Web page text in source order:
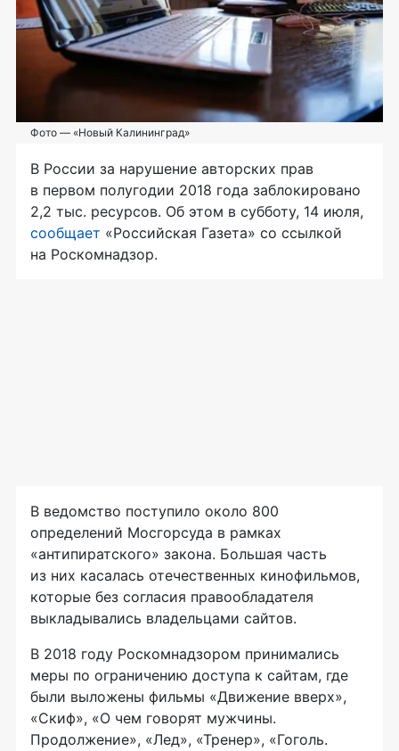
Фото — «Новый Калининград»
В России за нарушение авторских прав
в первом полугодии 2018 года заблокировано
2,2 тыс. ресурсов. Об этом в субботу, 14 июля,
сообщает «Российская Газета» со ссылкой
на Роскомнадзор.
В ведомство поступило около 800
определений Мосгорсуда в рамках
«антипиратского» закона. Большая часть
из них касалась отечественных кинофильмов,
которые без согласия правообладателя
выкладывались владельцами сайтов.
В 2018 году Роскомнадзором принимались
меры по ограничению доступа к сайтам, где
были выложены фильмы «Движение вверх»,
«Скиф», «О чем говорят мужчины.
Продолжение», «Лед», «Тренер», «Гоголь.